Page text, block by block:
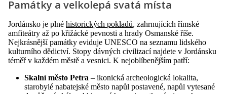
Památky a velkolepá svatá místa
Jordánsko je plné historických pokladů, zahrnujících římské
amfiteátry až po křižácké pevnosti a hrady Osmanské říše.
Nejkrásnější památky eviduje UNESCO na seznamu lidského
kulturního dědictví. Stopy dávných civilizací najdete v Jordánsku
téměř v každém městě a vesnici. K nejoblíbenějším patří:
Skalní město Petra – ikonická archeologická lokalita,
starobylé nabatejské město napůl postavené, napůl vytesané